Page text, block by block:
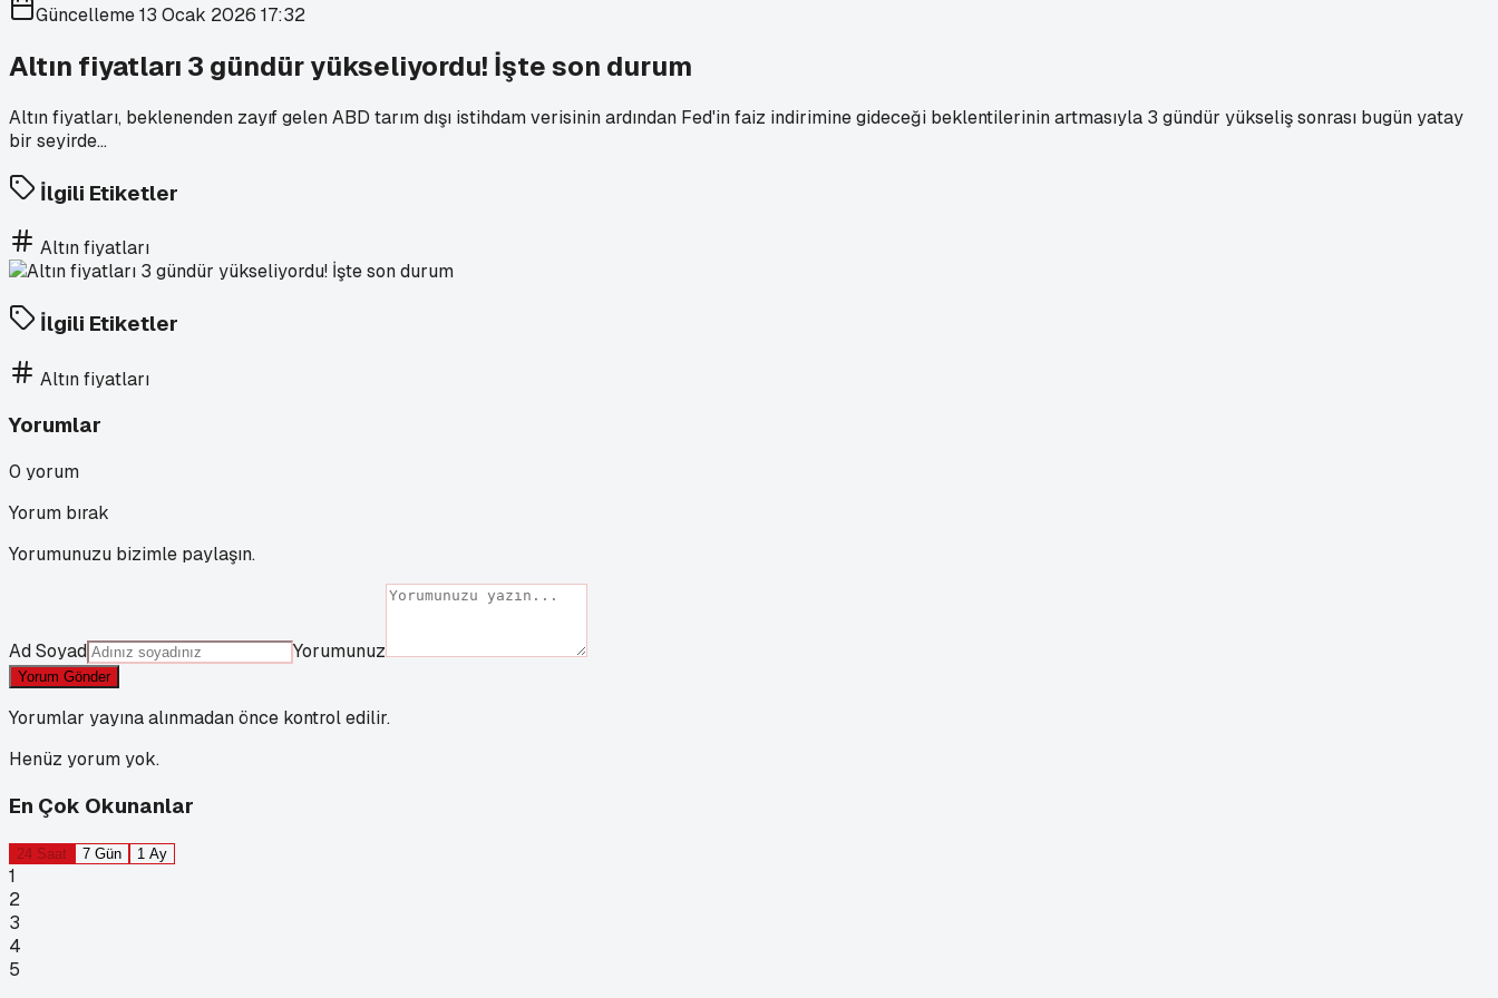
Güncelleme13 Ocak 2026 17:32
Altın fiyatları 3 gündür yükseliyordu! İşte son durum
Altın fiyatları, beklenenden zayıf gelen ABD tarım dışı istihdam verisinin ardından Fed'in faiz indirimine gideceği beklentilerinin artmasıyla 3 gündür yükseliş sonrası bugün yatay
bir seyirde...
İlgili Etiketler
Altın fiyatları
İlgili Etiketler
Altın fiyatları
Yorumlar
0 yorum
Yorum bırak
Yorumunuzu bizimle paylaşın.
Ad Soyad Yorumunuz
Yorum Gönder
Yorumlar yayına alınmadan önce kontrol edilir.
Henüz yorum yok.
En Çok Okunanlar
24 Saat 7 Gün 1 Ay
1
2
3
4
5